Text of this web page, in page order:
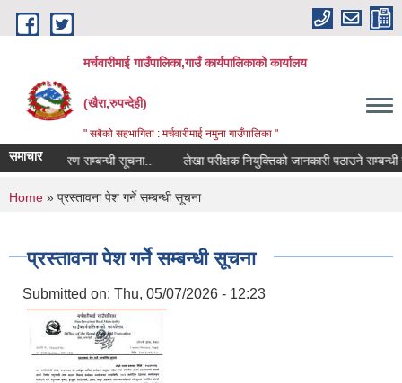
Skip to main content
मर्चवारीमाई गाउँपालिका,गाउँ कार्यपालिकाको कार्यालय
(खैरा,रुपन्देही)
" सबैको सहभागिता : मर्चवारीमाई नमुना गाउँपालिका "
समाचारविवरण सम्बन्धी सूचना.. लेखा परीक्षक नियुक्तिको जानकारी पठाउने सम्बन्धी
You are here
Home » प्रस्तावना पेश गर्ने सम्बन्धी सूचना
प्रस्तावना पेश गर्ने सम्बन्धी सूचना
Submitted on: Thu, 05/07/2026 - 12:23